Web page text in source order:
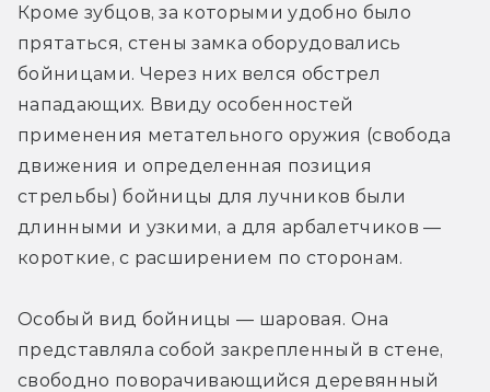
Кроме зубцов, за которыми удобно было
прятаться, стены замка оборудовались
бойницами. Через них велся обстрел
нападающих. Ввиду особенностей
применения метательного оружия (свобода
движения и определенная позиция
стрельбы) бойницы для лучников были
длинными и узкими, а для арбалетчиков —
короткие, с расширением по сторонам.
Особый вид бойницы — шаровая. Она
представляла собой закрепленный в стене,
свободно поворачивающийся деревянный